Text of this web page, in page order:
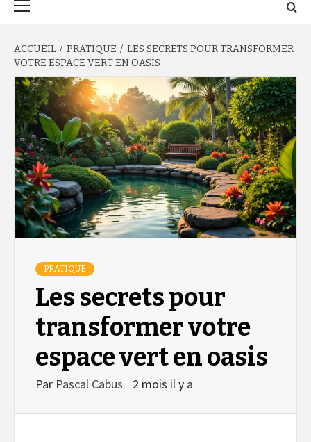
ACCUEIL PRATIQUE
LES SECRETS POUR TRANSFORMER
VOTRE ESPACE VERT EN OASIS
PRATIQUE
Les secrets pour
transformer votre
espace vert en oasis
Par Pascal Cabus 2 mois il y a